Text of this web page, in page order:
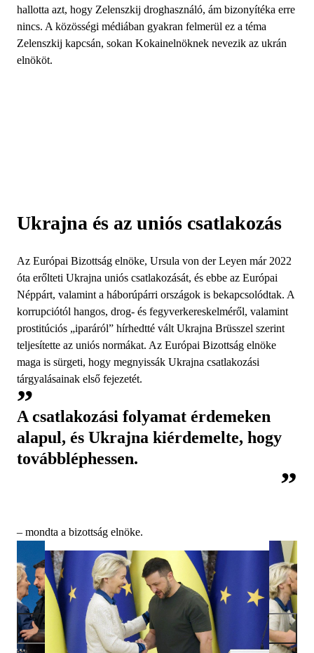
hallotta azt, hogy Zelenszkij droghasználó, ám bizonyítéka erre
nincs. A közösségi médiában gyakran felmerül ez a téma
Zelenszkij kapcsán, sokan Kokainelnöknek nevezik az ukrán
elnököt.
Ukrajna és az uniós csatlakozás
Az Európai Bizottság elnöke, Ursula von der Leyen már 2022
óta erőlteti Ukrajna uniós csatlakozását, és ebbe az Európai
Néppárt, valamint a háborúpárri országok is bekapcsolódtak. A
korrupciótól hangos, drog- és fegyverkereskelméről, valamint
prostitúciós „iparáról” hírhedtté vált Ukrajna Brüsszel szerint
teljesítette az uniós normákat. Az Európai Bizottság elnöke
maga is sürgeti, hogy megnyissák Ukrajna csatlakozási
tárgyalásainak első fejezetét.
A csatlakozási folyamat érdemeken
alapul, és Ukrajna kiérdemelte, hogy
továbbléphessen.
– mondta a bizottság elnöke.